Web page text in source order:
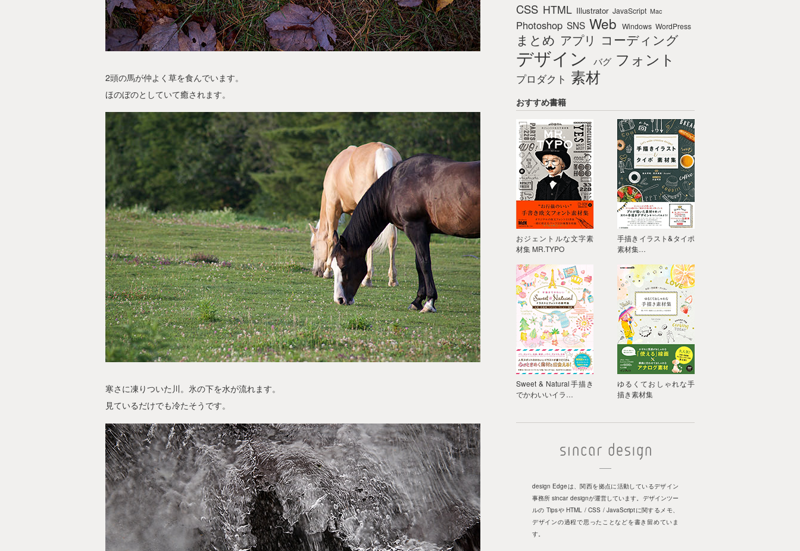
2頭の馬が仲よく草を食んでいます。
ほのぼのとしていて癒されます。
寒さに凍りついた川。氷の下を水が流れます。
見ているだけでも冷たそうです。
CSS HTML Illustrator JavaScript Mac
Photoshop SNS Web Windows WordPress
まとめ アプリ コーディング
デザイン バグ フォント
プロダクト 素材
おすすめ書籍
おジェントルな文字素
材集 MR.TYPO
手描きイラスト&タイポ
素材集…
Sweet & Natural手描き
でかわいいイラ…
ゆるくておしゃれな手
描き素材集
design Edgeは、関西を拠点に活動しているデザイン
事務所 sincar designが運営しています。デザインツー
ルの Tipsや HTML / CSS / JavaScriptに関するメモ、
デザインの過程で思ったことなどを書き留めていま
す。